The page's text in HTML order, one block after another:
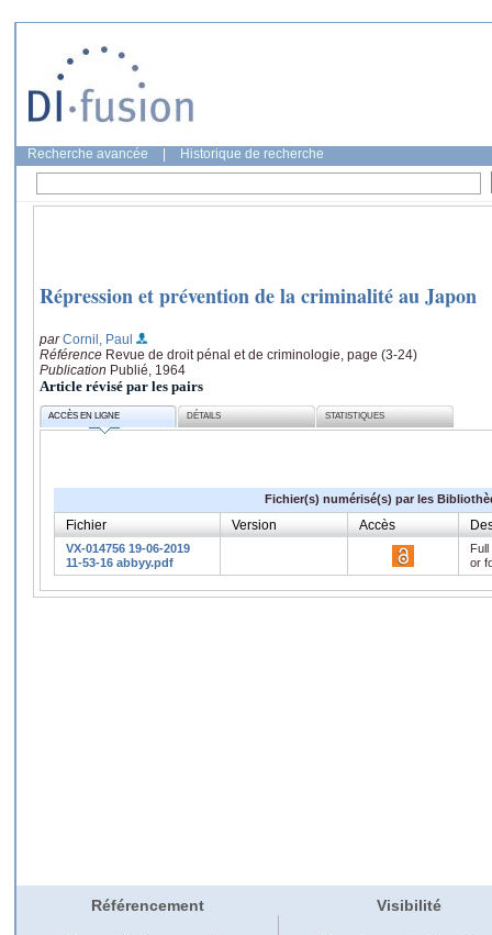
Recherche avancée Historique de recherche
Répression et prévention de la criminalité au Japon
parCornil, Paul
Référence Revue de droit pénal et de criminologie, page (3-24)
Publication Publié, 1964
Article révisé par les pairs
ACCÈS EN LIGNE DÉTAILS STATISTIQUES
Fichier(s) numérisé(s) par les
Fichier Version Accès
VX-014756 19-06-2019
11-53-16 abbyy.pdf
or
Référencement Visibilité